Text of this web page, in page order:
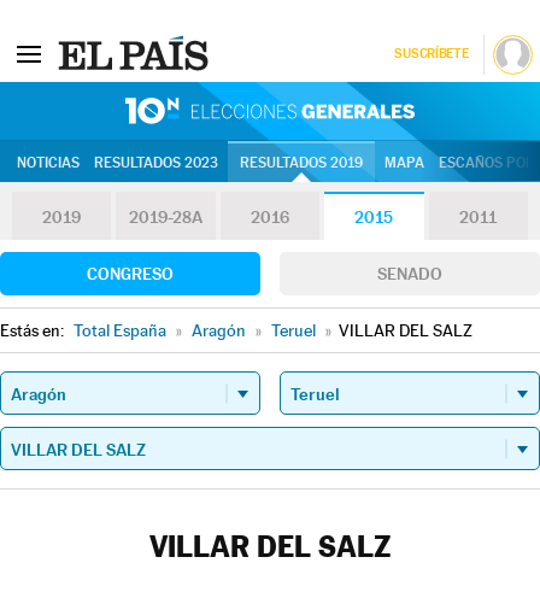
SUSCRÍBETE
NOTICIAS RESULTADOS 2023 RESULTADOS 2019 MAPA ESCAÑOS
2019 2019-28A 2016 2015 2011
CONGRESO SENADO
Estás en: Total España » Aragón » Teruel » VILLAR DEL SALZ
VILLAR DEL SALZ